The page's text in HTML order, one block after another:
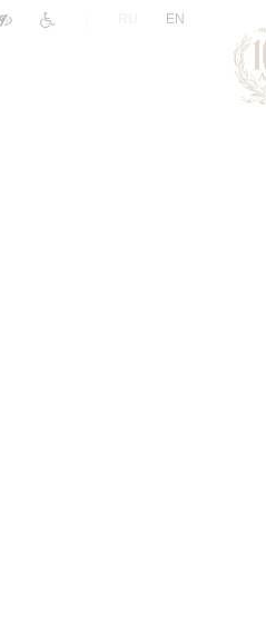
EN